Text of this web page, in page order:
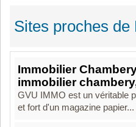
Sites proches
Immobilier
immobilier
GVU IMMO est un véritable
et fort d'un magazine papier...